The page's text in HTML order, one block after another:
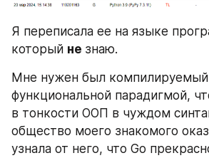
Я переписала ее на языке
который не знаю.
Мне нужен был компилируемый
функциональной парадигмой,
в тонкости ООП в чуждом
общество моего знакомого
узнала от него, что Go